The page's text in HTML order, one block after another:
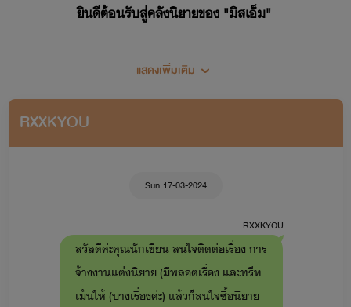
ยินดีต้อนรับสู่คลังนิยายของ "มิสเอ็ม"
แสดงเพิ่มเติม
RXXKYOU
Sun 17-03-2024
RXXKYOU
สวัสดีค่ะคุณนักเขียน สนใจติดต่อเรื่อง การ
จ้างงานแต่งนิยาย (มีพลอตเรื่อง และทรีท
เม้นให้ (บางเรื่องค่ะ) แล้วก็สนใจซื้อนิยาย